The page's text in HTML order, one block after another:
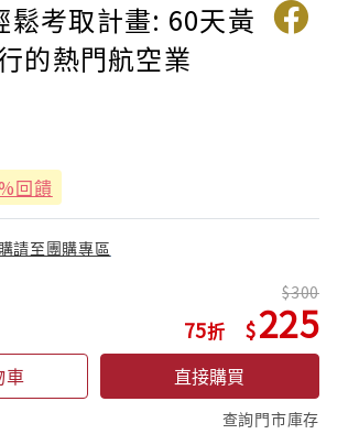
考取計畫: 60天黃
的熱門航空業
回饋
請至團購專區
75
300
225
車 直接購買
查詢門市庫存